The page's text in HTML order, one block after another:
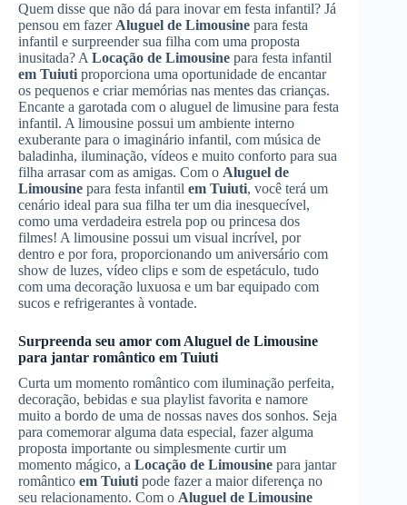
Quem disse que não dá para inovar em festa infantil? Já
pensou em fazer Aluguel de Limousine para festa
infantil e surpreender sua filha com uma proposta
inusitada? A Locação de Limousine para festa infantil
em Tuiuti proporciona uma oportunidade de encantar
os pequenos e criar memórias nas mentes das crianças.
Encante a garotada com o aluguel de limusine para festa
infantil. A limousine possui um ambiente interno
exuberante para o imaginário infantil, com música de
baladinha, iluminação, vídeos e muito conforto para sua
filha arrasar com as amigas. Com o Aluguel de
Limousine para festa infantil em Tuiuti, você terá um
cenário ideal para sua filha ter um dia inesquecível,
como uma verdadeira estrela pop ou princesa dos
filmes! A limousine possui um visual incrível, por
dentro e por fora, proporcionando um aniversário com
show de luzes, vídeo clips e som de espetáculo, tudo
com uma decoração luxuosa e um bar equipado com
sucos e refrigerantes à vontade.
Surpreenda seu amor com Aluguel de Limousine
para jantar romântico em Tuiuti
Curta um momento romântico com iluminação perfeita,
decoração, bebidas e sua playlist favorita e namore
muito a bordo de uma de nossas naves dos sonhos. Seja
para comemorar alguma data especial, fazer alguma
proposta importante ou simplesmente curtir um
momento mágico, a Locação de Limousine para jantar
romântico em Tuiuti pode fazer a maior diferença no
seu relacionamento. Com o Aluguel de Limousine